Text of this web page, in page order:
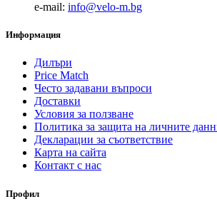
е-mail: info@velo-m.bg
Информация
Дилъри
Price Match
Често задавани въпроси
Доставки
Условия за ползване
Политика за защита на личните
Декларации за съответствие
Карта на сайта
Контакт с нас
Профил